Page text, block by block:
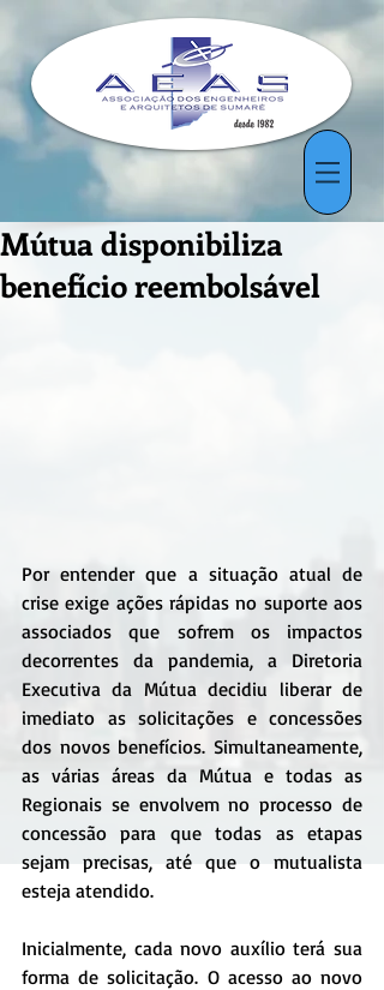
Mútua disponibiliza
benefício reembolsável
Por entender que a situação atual de
crise exige ações rápidas no suporte aos
associados que sofrem os impactos
decorrentes da pandemia, a Diretoria
Executiva da Mútua decidiu liberar de
imediato as solicitações e concessões
dos novos benefícios. Simultaneamente,
as várias áreas da Mútua e todas as
Regionais se envolvem no processo de
concessão para que todas as etapas
sejam precisas, até que o mutualista
esteja atendido.
Inicialmente, cada novo auxílio terá sua
forma de solicitação. O acesso ao novo